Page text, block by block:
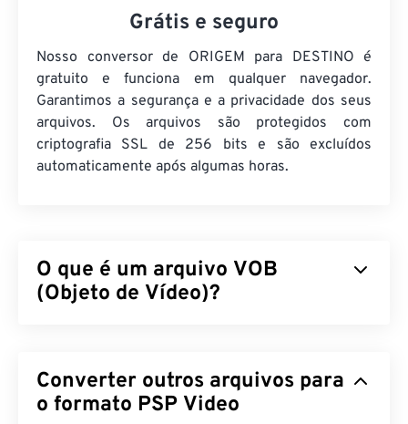
Grátis e seguro
Nosso conversor de ORIGEM para DESTINO é
gratuito e funciona em qualquer navegador.
Garantimos a segurança e a privacidade dos seus
arquivos. Os arquivos são protegidos com
criptografia SSL de 256 bits e são excluídos
automaticamente após algumas horas.
O que é um arquivo VOB
(Objeto de Vídeo)?
Arquivos de DVD comerciais que contêm conteúdo
protegido por direitos autorais quase sempre
Converter outros arquivos para
o formato PSP Video